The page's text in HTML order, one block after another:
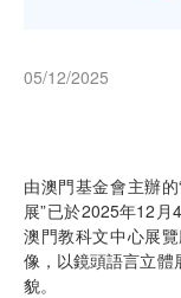
05/12/2025
由澳門基金會主辦
展”已於2025年12
澳門教科文中心展
像，以鏡頭語言立體
貌。